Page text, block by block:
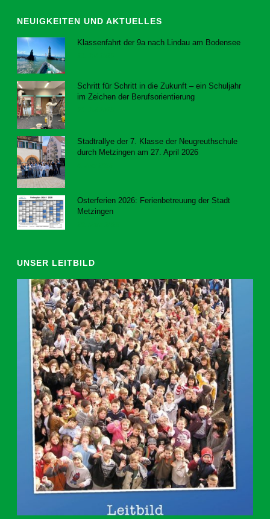
NEUIGKEITEN UND AKTUELLES
Klassenfahrt der 9a nach Lindau am Bodensee
Schritt für Schritt in die Zukunft – ein Schuljahr
im Zeichen der Berufsorientierung
Stadtrallye der 7. Klasse der Neugreuthschule
durch Metzingen am 27. April 2026
Osterferien 2026: Ferienbetreuung der Stadt
Metzingen
UNSER LEITBILD